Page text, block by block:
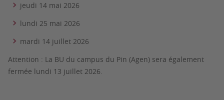
jeudi 14 mai 2026
lundi 25 mai 2026
mardi 14 juillet 2026
Attention : La BU du campus du Pin (Agen) sera également
fermée lundi 13 juillet 2026.